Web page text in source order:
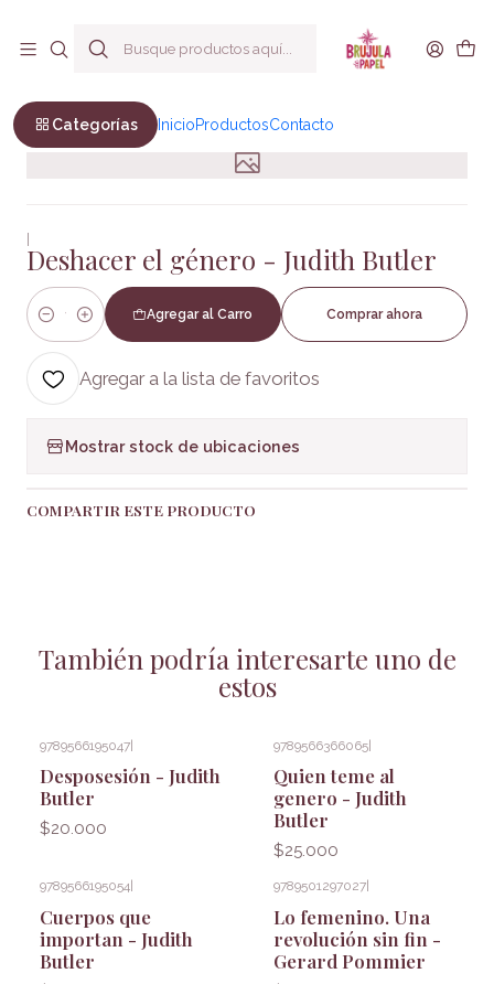
Categorías InicioProductosContacto
Sociales
|
Deshacer el género - Judith Butler
Cantidad
Agregar al Carro Comprar ahora
Agregar a la lista de favoritos
Mostrar stock de ubicaciones
COMPARTIR ESTE PRODUCTO
También podría interesarte uno de
estos
9789566195047
Desposesión - Judith
Butler
$20.000
9789566366065
Quien teme al
genero - Judith
Butler
$25.000
9789566195054
Cuerpos que
importan - Judith
Butler
9789501297027
Lo femenino. Una
revolución sin fin -
Gerard Pommier